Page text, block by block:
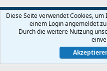
Default-Theme
Nutzungsbedingungen
Community platform by XenForo® ©
Diese Seite verwendet Cookies,
einem Login angemeldet
Durch die weitere Nutzung